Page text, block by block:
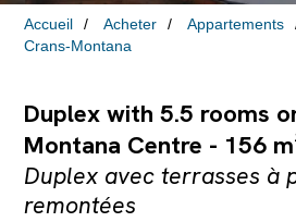
Accueil Acheter Appartements
Crans-Montana
Duplex with 5.5 rooms
Montana Centre - 156
Duplex avec terrasses à
remontées